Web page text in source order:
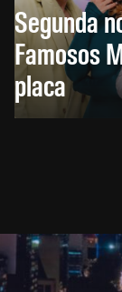
Segunda
Famosos
placa